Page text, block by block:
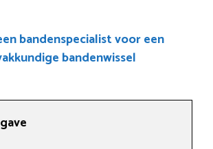
bandenspecialist voor een
bandenwissel